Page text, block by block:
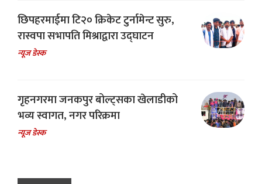
छिपहरमाईमा टि२० क्रिकेट टुर्नामेन्ट सुरु,
रास्वपा सभापति मिश्राद्वारा उद्घाटन
न्यूज डेस्क
गृहनगरमा जनकपुर बोल्ट्सका खेलाडीको
भव्य स्वागत, नगर परिक्रमा
न्यूज डेस्क